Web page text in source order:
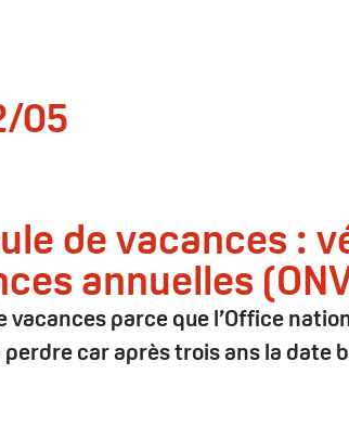
05
de vacances :
annuelles
parce que l’Office
car après trois ans la